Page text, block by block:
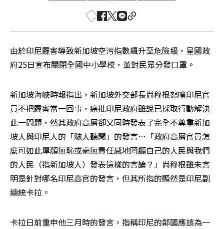
由於印尼霾害導致新加坡空污指數飆升至危險級，星國政
府25日宣布關閉全國中小學校，並對民眾分發口罩。
新加坡海峽時報指出，新加坡外交部長尚穆根怒嗆印尼官
員不把霾害當一回事，痛批印尼政府雖說已採取行動解決
此一問題，然其政府高層卻又同時發表了完全不尊重新加
坡人與印尼人的「駭人聽聞」的發言…「政府高層官員怎
麼可如此厚顏無恥或毫無責任感地罔顧自己的人民與我們
的人民（指新加坡人）發表這樣的言論？」尚穆根雖未言
明是針對哪名印尼高官的發言，但其所指的顯然是印尼副
總統卡拉。
卡拉日前重申他三月時的發言，指稱印尼的鄰國應該為一